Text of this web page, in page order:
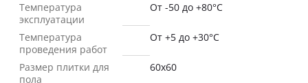
Температура
эксплуатации
От -50 до +80°C
Температура
проведения работ
От +5 до +30°С
Размер плитки для
пола
60х60